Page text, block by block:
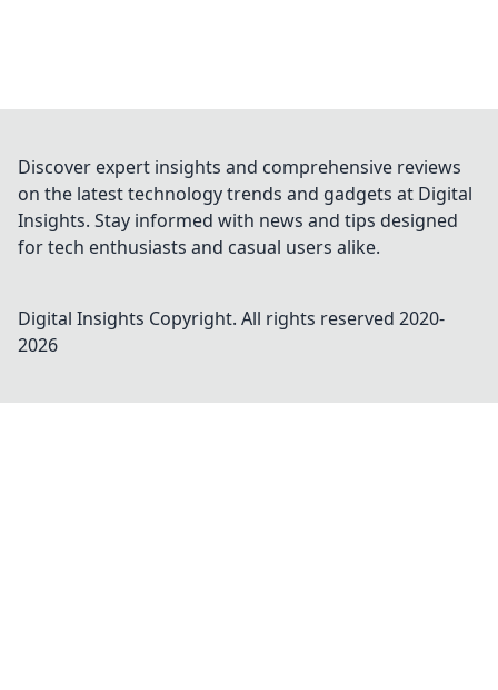
Discover expert insights and comprehensive reviews
on the latest technology trends and gadgets at Digital
Insights. Stay informed with news and tips designed
for tech enthusiasts and casual users alike.
Digital Insights Copyright. All rights reserved 2020-
2026